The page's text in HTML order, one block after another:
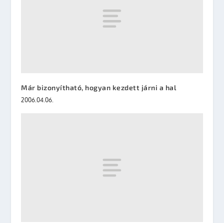
Már bizonyítható, hogyan kezdett járni a hal
2006.04.06.